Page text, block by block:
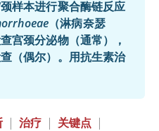
样本进行聚合酶链反应
（淋病奈瑟
宫颈分泌物（通常），
（偶尔）。用抗生素治
| 治疗 | 关键点 |